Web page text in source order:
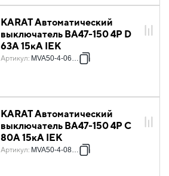
KARAT Автоматический
выключатель ВА47-150 4P D
63А 15кА IEK
Артикул: MVA50-4-063-D
KARAT Автоматический
выключатель ВА47-150 4P C
80А 15кА IEK
Артикул: MVA50-4-080-C